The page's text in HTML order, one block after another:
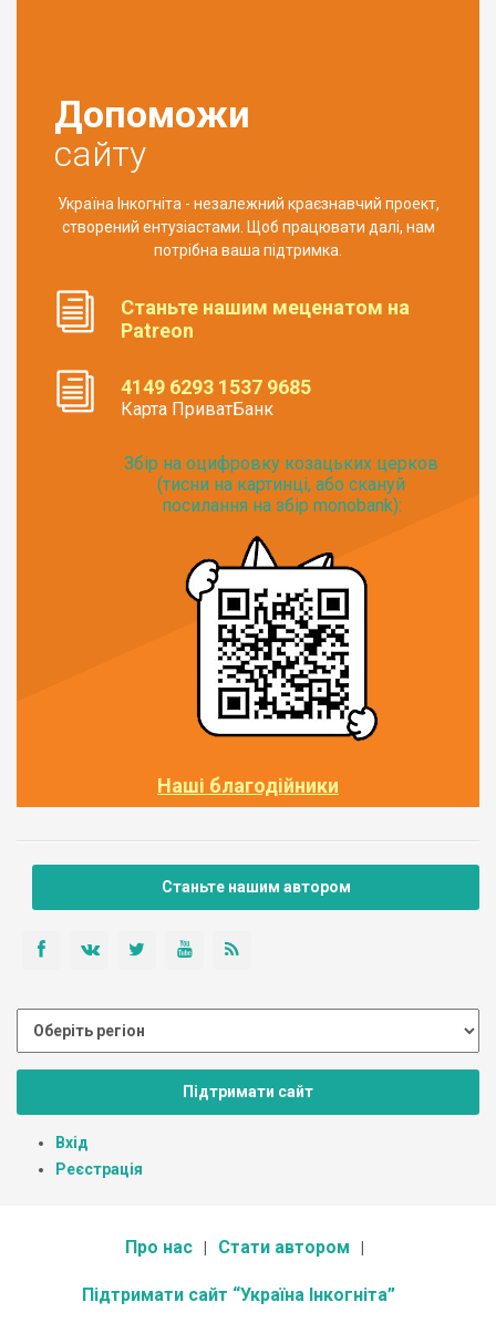
Допоможи
сайту
Україна Інкогніта - незалежний краєзнавчий проект,
створений ентузіастами. Щоб працювати далі, нам
потрібна ваша підтримка.
Станьте нашим меценатом на
Patreon
4149 6293 1537 9685
Карта ПриватБанк
Збір на оцифровку козацьких церков
(тисни на картинці, або скануй
посилання на збір monobank):
Наші благодійники
Станьте нашим автором
Підтримати сайт
Вхід
Реєстрація
Про нас Стати автором
Підтримати сайт “Україна Інкогніта”